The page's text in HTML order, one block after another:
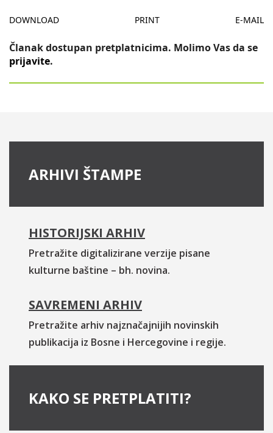
DOWNLOAD PRINT E-MAIL
Članak dostupan pretplatnicima. Molimo Vas da se
prijavite.
ARHIVI ŠTAMPE
HISTORIJSKI ARHIV
Pretražite digitalizirane verzije pisane
kulturne baštine – bh. novina.
SAVREMENI ARHIV
Pretražite arhiv najznačajnijih novinskih
publikacija iz Bosne i Hercegovine i regije.
KAKO SE PRETPLATITI?